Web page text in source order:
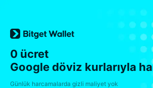
0 ücret
Google döviz kurlarıyla
Günlük harcamalarda gizli maliyet yok